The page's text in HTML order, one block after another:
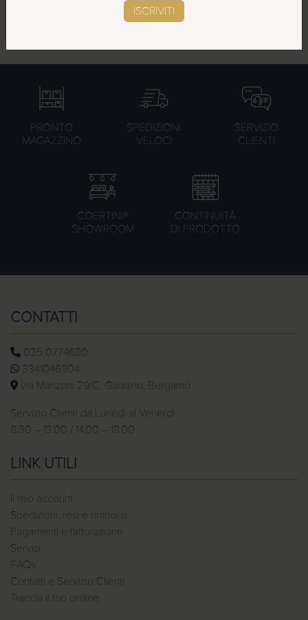
SCOPRI LE NOVITÀ
ISCRIVITI
PRONTO
MAGAZZINO
SPEDIZIONI
VELOCI
SERVIZIO
CLIENTI
COERTINI®
SHOWROOM
CONTINUITÀ
DI PRODOTTO
CONTATTI
035 0774680
3341046904
via Manzoni 29/C, Gandino, Bergamo
Servizio Clienti da Lunedì al Venerdì
8.30 – 13.00 / 14.00 – 18.00
LINK UTILI
Il mio account
Spedizioni, resi e rimborsi
Pagamenti e fatturazione
Servizi
FAQs
Contatti e Servizio Clienti
Traccia il tuo ordine